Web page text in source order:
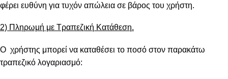
φέρει ευθύνη για τυχόν απώλεια σε βάρος του χρήστη.
2) Πληρωμή με Τραπεζική Κατάθεση.
Ο χρήστης μπορεί να καταθέσει το ποσό στον παρακάτω
τραπεζικό λογαριασμό: